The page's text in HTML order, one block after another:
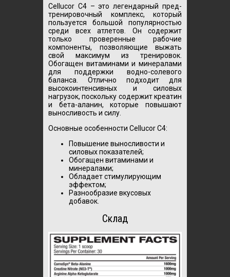
Cellucor C4 – это легендарный пред-
тренировочный комплекс, который
пользуется большой популярностью
среди всех атлетов. Он содержит
только проверенные рабочие
компоненты, позволяющие выжать
свой максимум из тренировок.
Обогащен витаминами и минералами
для поддержки водно-солевого
баланса. Отлично подходит для
высокоинтенсивных и силовых
нагрузок, поскольку содержит креатин
и бета-аланин, которые повышают
выносливость и силу.
Основные особенности Cellucor C4:
Повышение выносливости и
силовых показателей;
Обогащен витаминами и
минералами;
Обладает стимулирующим
эффектом;
Разнообразие вкусовых
добавок.
Склад